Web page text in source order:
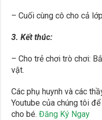
– Cuối cùng cô cho cả
3. Kết thúc:
– Cho trẻ chơi trò chơi:
vật.
Các phụ huynh và các
Youtube của chúng tôi
cho bé.Đăng Ký Ngay